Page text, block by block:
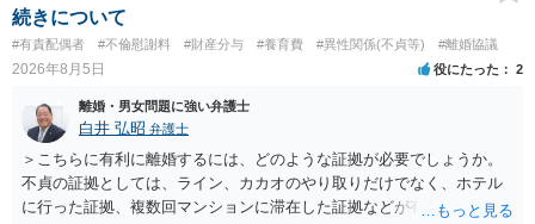
続きについて
#有責配偶者 #不倫慰謝料 #財産分与 #養育費 #異性関係(不貞等) #離婚協議
2026年8月5日 役にたった 2
離婚・男女問題に強い弁護士
白井 弘昭 弁護士
＞こちらに有利に離婚するには、どのような証拠が必要でしょうか。
不貞の証拠としては、ライン、カカオのやり取りだけでなく、ホテル
に行った証拠、複数回マンションに滞在した証拠などが有効です。 不